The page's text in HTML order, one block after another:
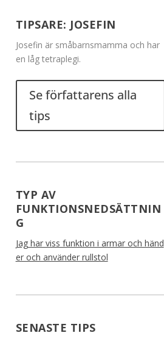
TIPSARE: JOSEFIN
Josefin är småbarnsmamma och har
en låg tetraplegi.
Se författarens alla
tips
TYP AV
FUNKTIONSNEDSÄTTNIN
G
Jag har viss funktion i armar och händ
er och använder rullstol
SENASTE TIPS